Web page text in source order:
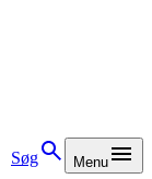
Søg Menu